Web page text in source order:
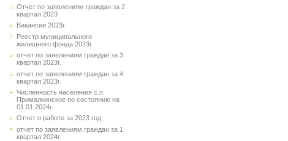
Отчет по заявлениям граждан за 2
квартал 2023
Вакансии 2023г.
Реестр муниципального
жилищного фонда 2023г.
отчет по заявлениям граждан за 3
квартал 2023г.
отчет по заявлениям граждан за 4
квартал 2023г.
Численность населения с.п.
Прималкинское по состоянию на
01.01.2024г.
Отчет о работе за 2023 год
отчет по заявлениям граждан за 1
квартал 2024г.